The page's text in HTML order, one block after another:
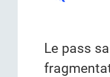
Le pass